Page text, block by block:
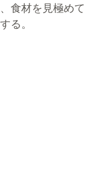
食材を見極めて
る。